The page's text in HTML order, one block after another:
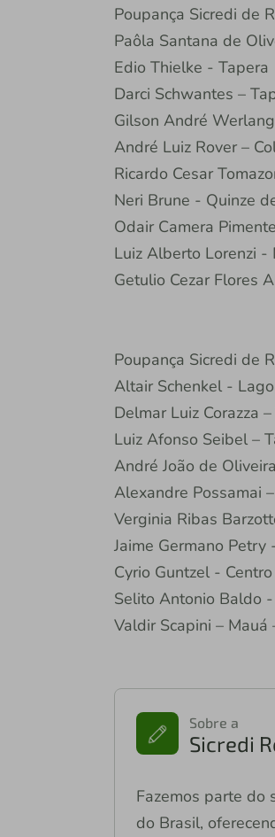
Poupança Sicredi de
Paôla Santana de
Edio Thielke - Tapera
Darci Schwantes –
Gilson André
André Luiz Rover –
Ricardo Cesar
Neri Brune - Quinze
Odair Camera
Luiz Alberto Lorenzi -
Getulio Cezar Flores
Poupança Sicredi de
Altair Schenkel -
Delmar Luiz Corazza
Luiz Afonso Seibel –
André João de
Alexandre Possamai
Verginia Ribas
Jaime Germano
Cyrio Guntzel -
Selito Antonio Baldo
Valdir Scapini – Mauá
Sobre a
Sicredi
Fazemos parte do
do Brasil,